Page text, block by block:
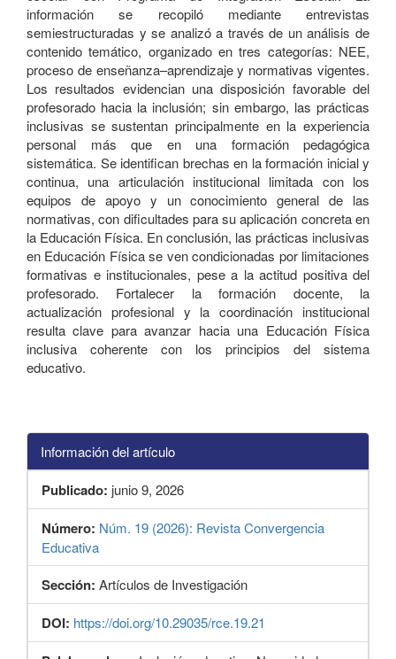
información se recopiló mediante entrevistas
semiestructuradas y se analizó a través de un análisis de
contenido temático, organizado en tres categorías: NEE,
proceso de enseñanza–aprendizaje y normativas vigentes.
Los resultados evidencian una disposición favorable del
profesorado hacia la inclusión; sin embargo, las prácticas
inclusivas se sustentan principalmente en la experiencia
personal más que en una formación pedagógica
sistemática. Se identifican brechas en la formación inicial y
continua, una articulación institucional limitada con los
equipos de apoyo y un conocimiento general de las
normativas, con dificultades para su aplicación concreta en
la Educación Física. En conclusión, las prácticas inclusivas
en Educación Física se ven condicionadas por limitaciones
formativas e institucionales, pese a la actitud positiva del
profesorado. Fortalecer la formación docente, la
actualización profesional y la coordinación institucional
resulta clave para avanzar hacia una Educación Física
inclusiva coherente con los principios del sistema
educativo.
Información del artículo
Publicado: junio 9, 2026
Número: Núm. 19 (2026): Revista Convergencia
Educativa
Sección: Artículos de Investigación
DOI: https://doi.org/10.29035/rce.19.21